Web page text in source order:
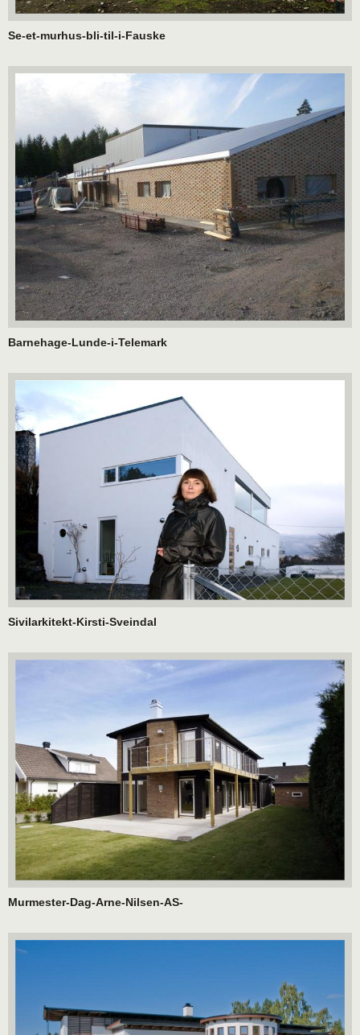
Se-et-murhus-bli-til-i-Fauske
Barnehage-Lunde-i-Telemark
Sivilarkitekt-Kirsti-Sveindal
Murmester-Dag-Arne-Nilsen-AS-